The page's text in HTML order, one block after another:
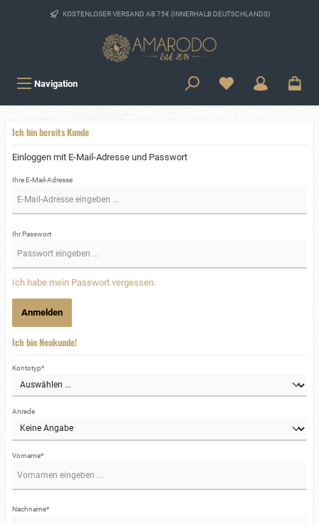
KOSTENLOSER VERSAND AB 75€ (INNERHALB DEUTSCHLANDS)
Navigation
Ich bin bereits Kunde
Einloggen mit E-Mail-Adresse und Passwort
Ihre E-Mail-Adresse
Ihr Passwort
Ich habe mein Passwort vergessen.
Anmelden
Ich bin Neukunde!
Kontotyp*
Anrede
Vorname*
Nachname*